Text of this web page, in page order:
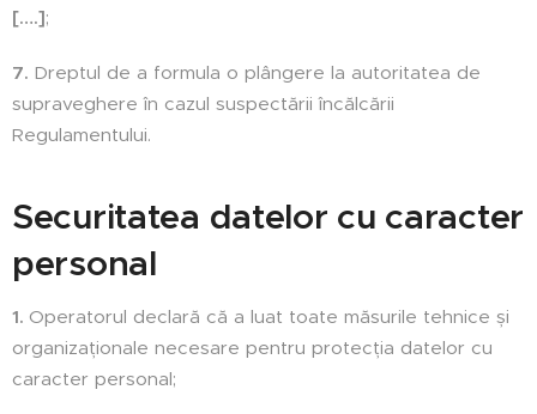
[….];
7. Dreptul de a formula o plângere la autoritatea de
supraveghere în cazul suspectării încălcării
Regulamentului.
Securitatea datelor cu caracter
personal
1. Operatorul declară că a luat toate măsurile tehnice și
organizaționale necesare pentru protecția datelor cu
caracter personal;